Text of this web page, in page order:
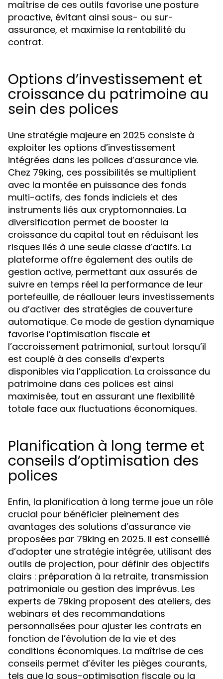
maîtrise de ces outils favorise une posture
proactive, évitant ainsi sous- ou sur-
assurance, et maximise la rentabilité du
contrat.
Options d’investissement et
croissance du patrimoine au
sein des polices
Une stratégie majeure en 2025 consiste à
exploiter les options d’investissement
intégrées dans les polices d’assurance vie.
Chez 79king, ces possibilités se multiplient
avec la montée en puissance des fonds
multi-actifs, des fonds indiciels et des
instruments liés aux cryptomonnaies. La
diversification permet de booster la
croissance du capital tout en réduisant les
risques liés à une seule classe d’actifs. La
plateforme offre également des outils de
gestion active, permettant aux assurés de
suivre en temps réel la performance de leur
portefeuille, de réallouer leurs investissements
ou d’activer des stratégies de couverture
automatique. Ce mode de gestion dynamique
favorise l’optimisation fiscale et
l’accroissement patrimonial, surtout lorsqu’il
est couplé à des conseils d’experts
disponibles via l’application. La croissance du
patrimoine dans ces polices est ainsi
maximisée, tout en assurant une flexibilité
totale face aux fluctuations économiques.
Planification à long terme et
conseils d’optimisation des
polices
Enfin, la planification à long terme joue un rôle
crucial pour bénéficier pleinement des
avantages des solutions d’assurance vie
proposées par 79king en 2025. Il est conseillé
d’adopter une stratégie intégrée, utilisant des
outils de projection, pour définir des objectifs
clairs : préparation à la retraite, transmission
patrimoniale ou gestion des imprévus. Les
experts de 79king proposent des ateliers, des
webinars et des recommandations
personnalisées pour ajuster les contrats en
fonction de l’évolution de la vie et des
conditions économiques. La maîtrise de ces
conseils permet d’éviter les pièges courants,
tels que la sous-optimisation fiscale ou la